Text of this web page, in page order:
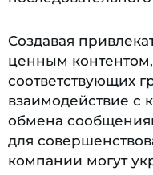
Создавая
ценным контентом,
соответствующих
взаимодействие с
обмена
для
компании могут